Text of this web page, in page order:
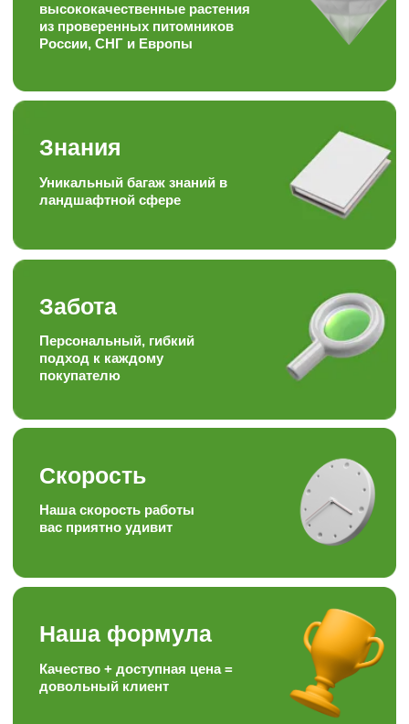
Наша скорость работы
Наша формула
Опыт
за растениями
Отзывы наших
любимых
в соц.сетях, следите за полезными